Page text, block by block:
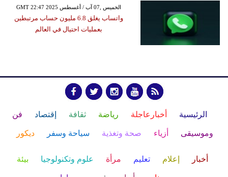
GMT 22:47 2025 الخميس ,07 آب / أغسطس
واتساب يغلق 6.8 مليون حساب مرتبطين
بعمليات احتيال في العالم
الرئيسية أخبارعاجلة رياضة ثقافة إقتصاد فن
وموسيقى أزياء صحة وتغذية سياحة وسفر ديكور
أخبار إعلام تعليم مرأة علوم وتكنولوجيا بيئة